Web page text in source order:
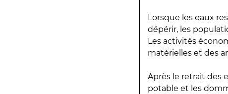
Lorsque les eaux
dépérir, les
Les activités
matérielles et des
Après le retrait des
potable et les